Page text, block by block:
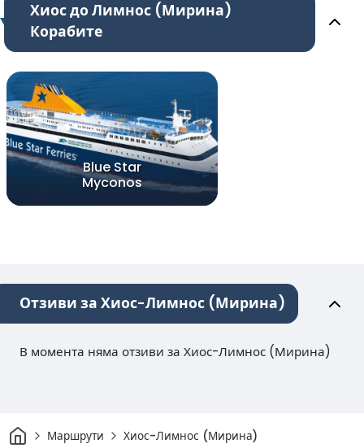
Хиос до Лимнос (Мирина)
Корабите
Blue Star
Myconos
Отзиви за Хиос-Лимнос (Мирина)
В момента няма отзиви за Хиос-Лимнос (Мирина)
Начало
Маршрути Хиос-Лимнос (Мирина)